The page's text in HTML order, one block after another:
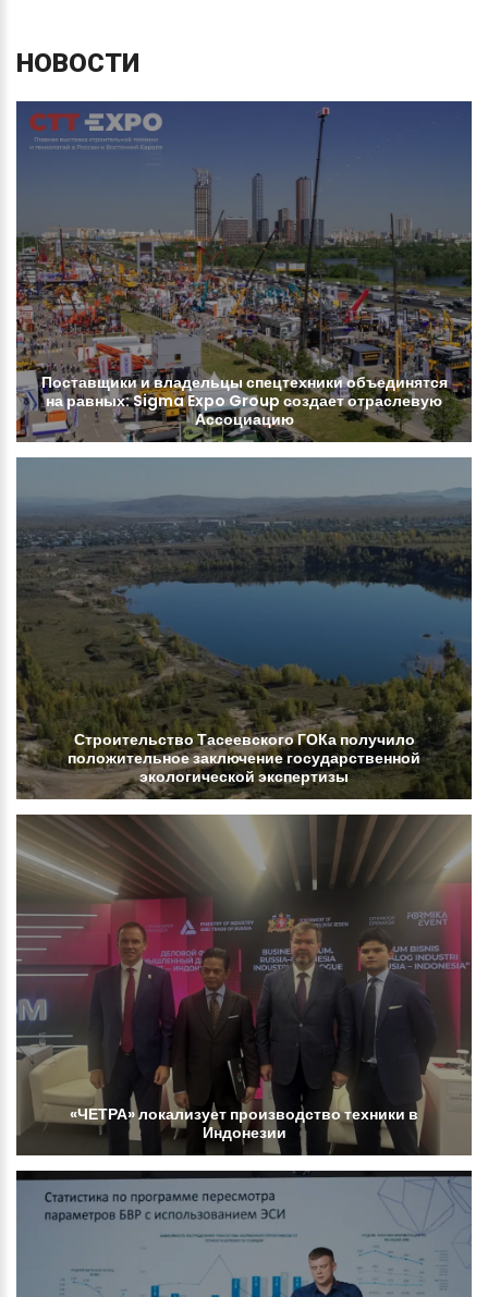
НОВОСТИ
Поставщикиивладельцыспецтехникиобъединятся
наравных:SigmaExpoGroup создаетотраслевую
Ассоциацию
СтроительствоТасеевскогоГОКаполучило
положительноезаключениегосударственной
экологической экспертизы
«ЧЕТРА»локализует производствотехники в
Индонезии